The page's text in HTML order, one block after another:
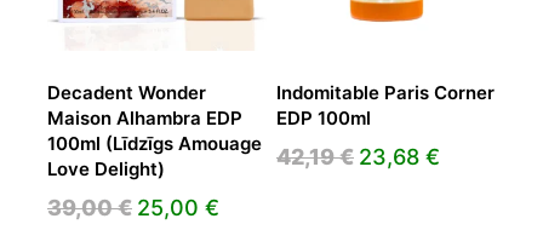
Decadent Wonder
Maison Alhambra EDP
100ml (Līdzīgs Amouage
Love Delight)
39,00€ Original
25,00 €
Indomitable Paris Corner
EDP 100ml
42,19€ Original
23,68 €